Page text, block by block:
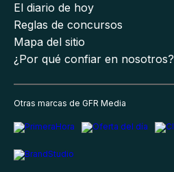
El diario de hoy
Reglas de concursos
Mapa del sitio
¿Por qué confiar en nosotros?
Otras marcas de GFR Media